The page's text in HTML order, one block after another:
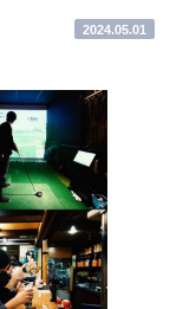
2024.05.01